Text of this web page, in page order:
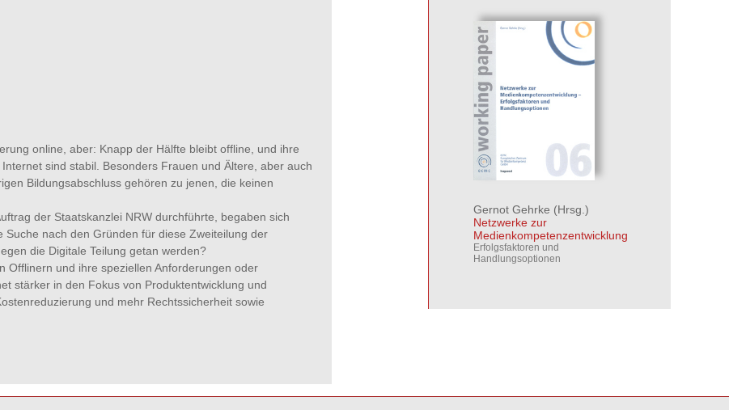
online, aber: Knapp der Hälfte bleibt offline, und ihre
sind stabil. Besonders Frauen und Ältere, aber auch
Bildungsabschluss gehören zu jenen, die keinen
der Staatskanzlei NRW durchführte, begaben sich
nach den Gründen für diese Zweiteilung der
die Digitale Teilung getan werden?
Offlinern und ihre speziellen Anforderungen oder
stärker in den Fokus von Produktentwicklung und
und mehr Rechtssicherheit sowie
Gernot Gehrke (Hrsg.)
Netzwerke zur
Medienkompetenzentwicklung
Erfolgsfaktoren und
Handlungsoptionen